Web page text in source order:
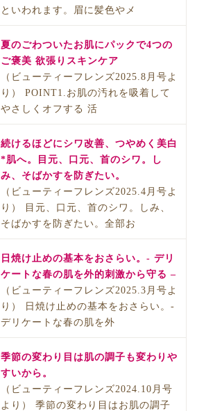
といわれます。眉に髪色やメ
夏のごわついたお肌にパックで4つの
ご褒美 欲張りスキンケア
（ビューティーフレンズ2025.8月号よ
り） POINT1.お肌の汚れを吸着して
やさしくオフする 活
続けるほどにシワ改善、つやめく美白
*肌へ。目元、口元、首のシワ。し
み、そばかすを防ぎたい。
（ビューティーフレンズ2025.4月号よ
り） 目元、口元、首のシワ。しみ、
そばかすを防ぎたい。全部お
日焼け止めの基本をおさらい。- デリ
ケートな春の肌を外的刺激から守る –
（ビューティーフレンズ2025.3月号よ
り） 日焼け止めの基本をおさらい。-
デリケートな春の肌を外
季節の変わり目は肌の調子も変わりや
すいから。
（ビューティーフレンズ2024.10月号
より） 季節の変わり目はお肌の調子